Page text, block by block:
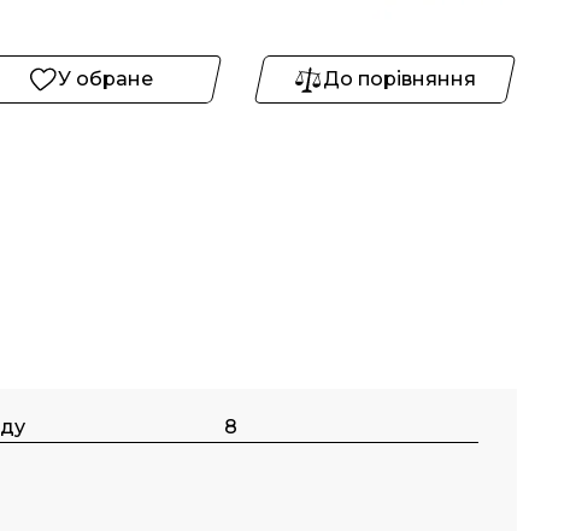
У обране До порівняння
8